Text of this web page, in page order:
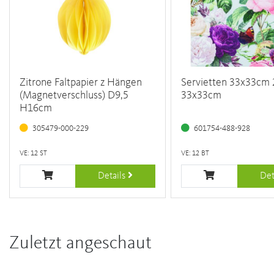
Zitrone Faltpapier z Hängen
(Magnetverschluss) D9,5
H16cm
305479-000-229
VE: 12 ST
Details
Servietten 33x33cm
33x33cm
601754-488-928
VE: 12 BT
Zuletzt angeschaut